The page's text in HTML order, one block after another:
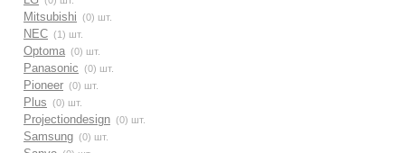
Mitsubishi (0) шт.
NEC (1) шт.
Optoma (0) шт.
Panasonic (0) шт.
Pioneer (0) шт.
Plus (0) шт.
Projectiondesign (0) шт.
Samsung (0) шт.